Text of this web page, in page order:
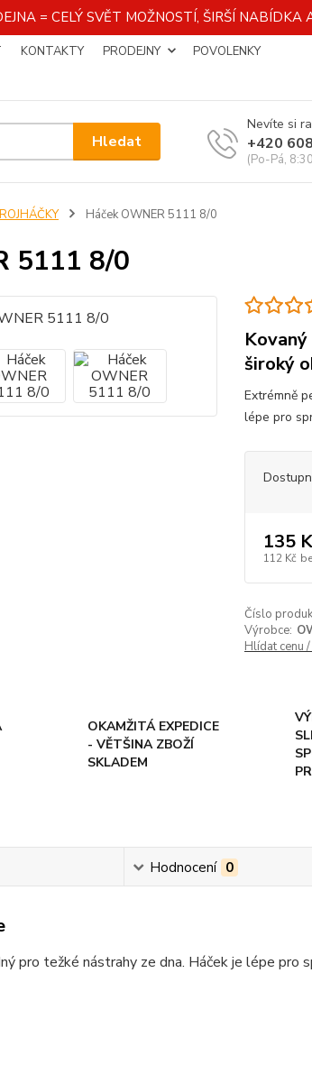
= CELÝ SVĚT MOŽNOSTÍ, ŠIRŠÍ
KONTAKTY PRODEJNY
POVOLENKY
Hledat
Nevíte si
+420
(Po-Pá,
Háček OWNER 5111 8/0
5111 8/0
široký
Extrémně
lépe pro
135
112 Kč
Číslo
Výrobce:
Hlídat cenu
OKAMŽITÁ EXPEDICE
- VĚTŠINA ZBOŽÍ
SKLADEM
Hodnocení 0
pro težké nástrahy ze dna. Háček je lépe pro